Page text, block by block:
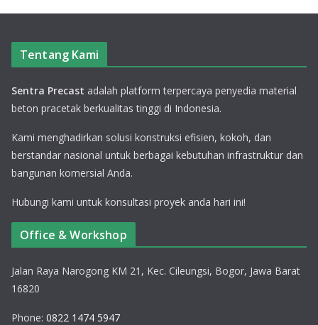
Tentang Kami
Sentra Precast adalah platform terpercaya penyedia material
beton pracetak berkualitas tinggi di Indonesia.
Kami menghadirkan solusi konstruksi efisien, kokoh, dan
berstandar nasional untuk berbagai kebutuhan infrastruktur dan
bangunan komersial Anda.
Hubungi kami untuk konsultasi proyek anda hari ini!
Office & Workshop
Jalan Raya Narogong KM 21, Kec. Cileungsi, Bogor, Jawa Barat
16820
Phone: 0822 1474 5947